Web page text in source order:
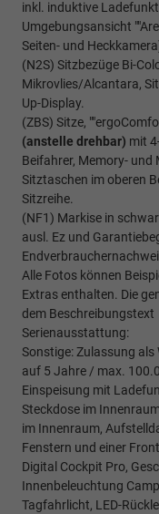
inkl. induktive
Umgebungsansicht
Seiten- und
(N2S) Sitzbezüge Bi-
Mikrovlies/Alcantara,
Up-Display.
(ZBS) Sitze,
(anstelle drehbar) mit
Beifahrer, Memory-
Sitztaschen im oberen
Sitzreihe.
(NF1) Markise in
ausl. Ez und
Alle Fotos können
Extras enthalten. Die
dem Beschreibungstext
Serienausstattung:
Sonstige: Zulassung
auf 5 Jahre / max.
Einspeisung mit
Steckdose im
im Innenraum,
Fenstern und einer
Digital Cockpit Pro,
Innenbeleuchtung
Tagfahrlicht, LED-